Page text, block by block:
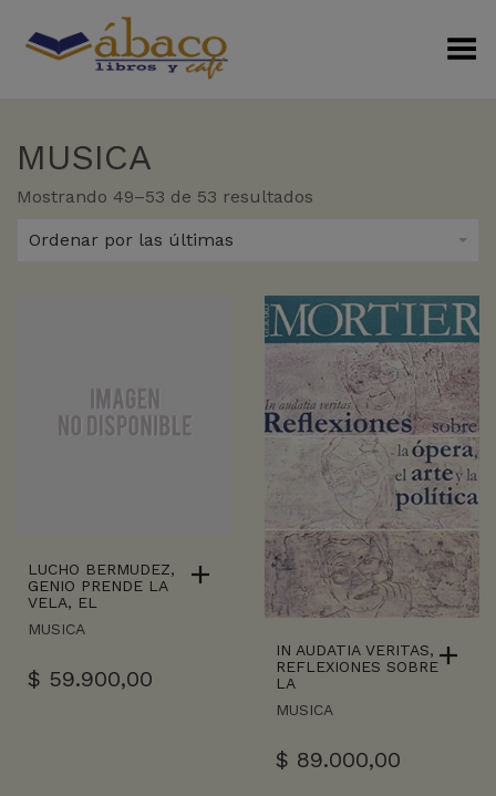
Menú Alterno
MUSICA
Mostrando 49–53 de 53 resultados
Ordenar por las últimas
LUCHO BERMUDEZ,
GENIO PRENDE LA
VELA, EL
MUSICA
$ 59.900,00
IN AUDATIA VERITAS,
REFLEXIONES SOBRE
LA
MUSICA
$ 89.000,00